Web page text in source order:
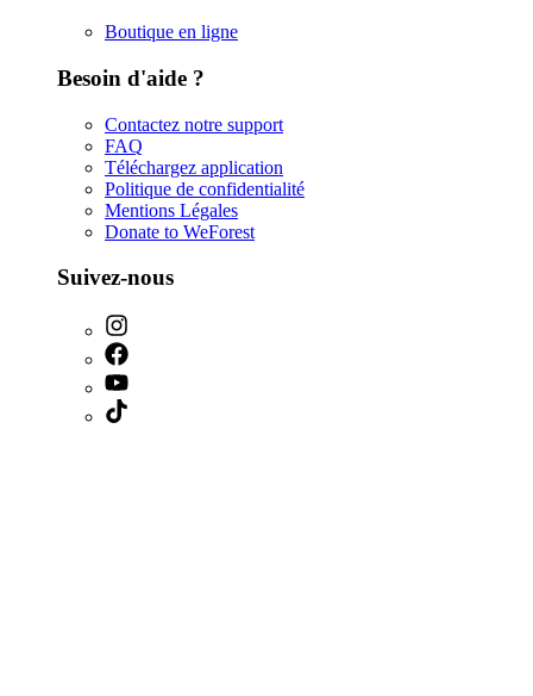
Boutique en ligne
Besoin d'aide ?
Contactez notre support
FAQ
Téléchargez application
Politique de confidentialité
Mentions Légales
Donate to WeForest
Suivez-nous